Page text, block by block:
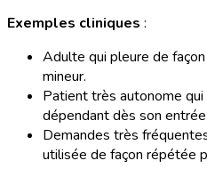
Exemples cliniques :
Adulte qui pleure de
mineur.
Patient très autonome
dépendant dès son
Demandes très
utilisée de façon répétée